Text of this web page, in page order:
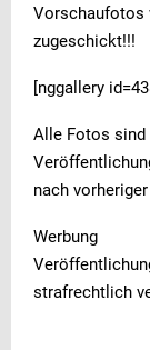
Vorschaufotos
zugeschickt!!!
[nggallery
Alle Fotos sind
nach
Werbung
strafrechtlich